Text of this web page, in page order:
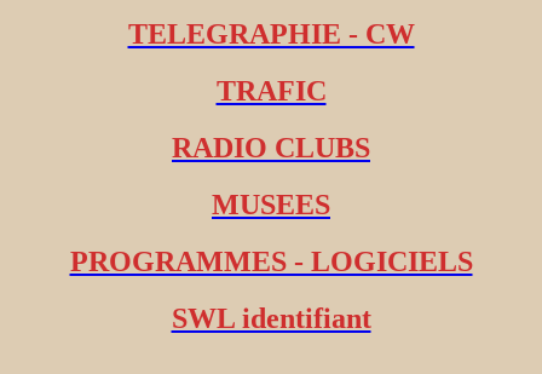
TELEGRAPHIE - CW
TRAFIC
RADIO CLUBS
MUSEES
PROGRAMMES - LOGICIELS
SWL identifiant